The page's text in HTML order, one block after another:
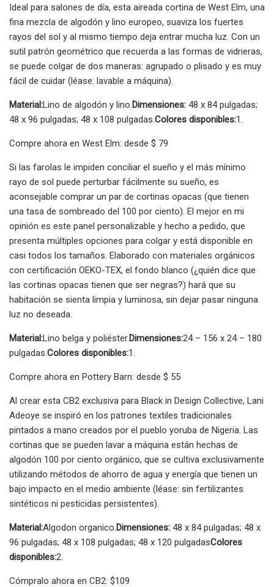
Ideal para salones de día, esta aireada cortina de West Elm, una
fina mezcla de algodón y lino europeo, suaviza los fuertes
rayos del sol y al mismo tiempo deja entrar mucha luz. Con un
sutil patrón geométrico que recuerda a las formas de vidrieras,
se puede colgar de dos maneras: agrupado o plisado y es muy
fácil de cuidar (léase: lavable a máquina).
Material:Lino de algodón y lino.Dimensiones: 48 x 84 pulgadas;
48 x 96 pulgadas; 48 x 108 pulgadas.Colores disponibles:1.
Compre ahora en West Elm: desde $ 79
Si las farolas le impiden conciliar el sueño y el más mínimo
rayo de sol puede perturbar fácilmente su sueño, es
aconsejable comprar un par de cortinas opacas (que tienen
una tasa de sombreado del 100 por ciento). El mejor en mi
opinión es este panel personalizable y hecho a pedido, que
presenta múltiples opciones para colgar y está disponible en
casi todos los tamaños. Elaborado con materiales orgánicos
con certificación OEKO-TEX, el fondo blanco (¿quién dice que
las cortinas opacas tienen que ser negras?) hará que su
habitación se sienta limpia y luminosa, sin dejar pasar ninguna
luz no deseada.
Material:Lino belga y poliéster.Dimensiones:24 – 156 x 24 – 180
pulgadas.Colores disponibles:1.
Compre ahora en Pottery Barn: desde $ 55
Al crear esta CB2 exclusiva para Black in Design Collective, Lani
Adeoye se inspiró en los patrones textiles tradicionales
pintados a mano creados por el pueblo yoruba de Nigeria. Las
cortinas que se pueden lavar a máquina están hechas de
algodón 100 por ciento orgánico, que se cultiva exclusivamente
utilizando métodos de ahorro de agua y energía que tienen un
bajo impacto en el medio ambiente (léase: sin fertilizantes
sintéticos ni pesticidas persistentes).
Material:Algodon organico.Dimensiones: 48 x 84 pulgadas; 48 x
96 pulgadas; 48 x 108 pulgadas; 48 x 120 pulgadasColores
disponibles:2.
Cómpralo ahora en CB2: $109